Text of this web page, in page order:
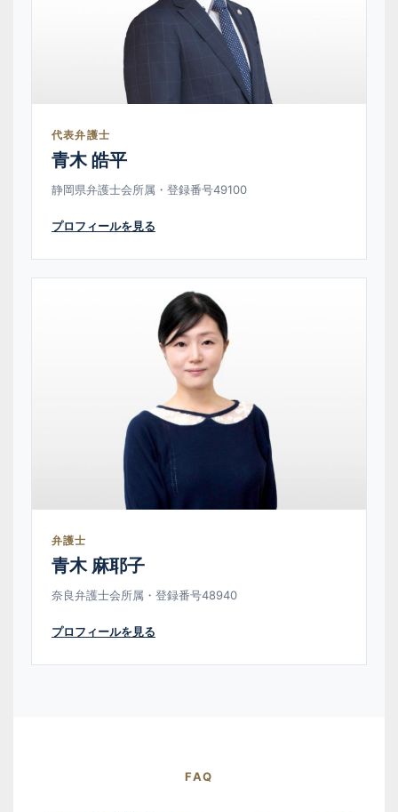
代表弁護士
青木 皓平
静岡県弁護士会所属・登録番号49100
プロフィールを見る
弁護士
青木 麻耶子
奈良弁護士会所属・登録番号48940
プロフィールを見る
FAQ